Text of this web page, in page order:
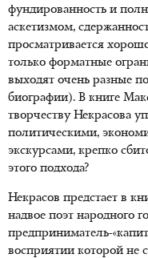
фундированность и
аскетизмом,
просматривается
только форматные
выходят очень разные
биографии). В книге
творчеству Некрасова
политическими,
экскурсами, крепко
этого подхода?
Некрасов предстает в
надвое поэт народного
предприниматель-
восприятии которой не